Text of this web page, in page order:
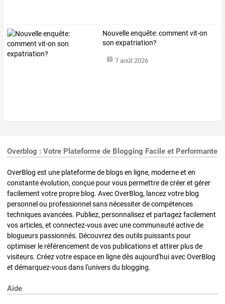
Nouvelle enquête: comment vit-on
son expatriation?
7 août 2026
Overblog : Votre Plateforme de Blogging Facile et Performante
OverBlog est une plateforme de blogs en ligne, moderne et en
constante évolution, conçue pour vous permettre de créer et gérer
facilement votre propre blog. Avec OverBlog, lancez votre blog
personnel ou professionnel sans nécessiter de compétences
techniques avancées. Publiez, personnalisez et partagez facilement
vos articles, et connectez-vous avec une communauté active de
blogueurs passionnés. Découvrez des outils puissants pour
optimiser le référencement de vos publications et attirer plus de
visiteurs. Créez votre espace en ligne dès aujourd'hui avec OverBlog
et démarquez-vous dans l'univers du blogging.
Aide